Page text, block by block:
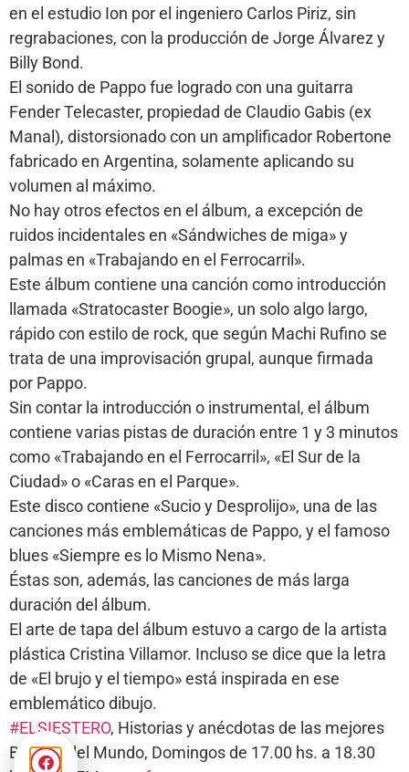
en el estudio Ion por el ingeniero Carlos Piriz, sin
regrabaciones, con la producción de Jorge Álvarez y
Billy Bond.
El sonido de Pappo fue logrado con una guitarra
Fender Telecaster, propiedad de Claudio Gabis (ex
Manal), distorsionado con un amplificador Robertone
fabricado en Argentina, solamente aplicando su
volumen al máximo.
No hay otros efectos en el álbum, a excepción de
ruidos incidentales en «Sándwiches de miga» y
palmas en «Trabajando en el Ferrocarril».
Este álbum contiene una canción como introducción
llamada «Stratocaster Boogie», un solo algo largo,
rápido con estilo de rock, que según Machi Rufino se
trata de una improvisación grupal, aunque firmada
por Pappo.
Sin contar la introducción o instrumental, el álbum
contiene varias pistas de duración entre 1 y 3 minutos
como «Trabajando en el Ferrocarril», «El Sur de la
Ciudad» o «Caras en el Parque».
Este disco contiene «Sucio y Desprolijo», una de las
canciones más emblemáticas de Pappo, y el famoso
blues «Siempre es lo Mismo Nena».
Éstas son, además, las canciones de más larga
duración del álbum.
El arte de tapa del álbum estuvo a cargo de la artista
plástica Cristina Villamor. Incluso se dice que la letra
de «El brujo y el tiempo» está inspirada en ese
emblemático dibujo.
#ELSIESTERO, Historias y anécdotas de las mejores
Bandas del Mundo, Domingos de 17.00 hs. a 18.30